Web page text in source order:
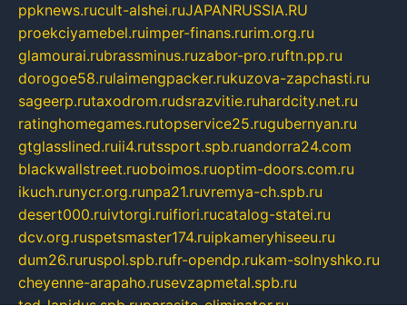
ppknews.rucult-alshei.ruJAPANRUSSIA.RU
proekciyamebel.ruimper-finans.rurim.org.ru
glamourai.rubrassminus.ruzabor-pro.ruftn.pp.ru
dorogoe58.rulaimengpacker.rukuzova-zapchasti.ru
sageerp.rutaxodrom.rudsrazvitie.ruhardcity.net.ru
ratinghomegames.rutopservice25.rugubernyan.ru
gtglasslined.ruii4.rutssport.spb.ruandorra24.com
blackwallstreet.ruoboimos.ruoptim-doors.com.ru
ikuch.runycr.org.runpa21.ruvremya-ch.spb.ru
desert000.ruivtorgi.ruifiori.rucatalog-statei.ru
dcv.org.ruspetsmaster174.ruipkameryhiseeu.ru
dum26.ruruspol.spb.rufr-opendp.rukam-solnyshko.ru
cheyenne-arapaho.rusevzapmetal.spb.ru
ted-lapidus.spb.ruparasite-eliminator.ru